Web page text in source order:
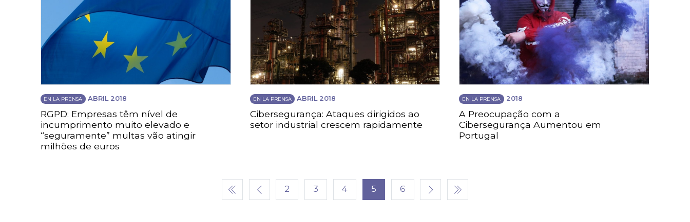
EN LA PRENSA ABRIL 2018
RGPD: Empresas têm nível de
incumprimento muito elevado e
“seguramente” multas vão atingir
milhões de euros
EN LA PRENSA ABRIL 2018
Cibersegurança: Ataques dirigidos ao
setor industrial crescem rapidamente
EN LA PRENSA 2018
A Preocupação com a
Cibersegurança Aumentou em
Portugal
2 3 4 5 6